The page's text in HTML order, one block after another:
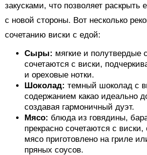
закусками, что позволяет раскрыть
с новой стороны. Вот несколько
сочетанию виски с едой:
Сыры: мягкие и полутвердые
сочетаются с виски,
и ореховые нотки.
Шоколад: темный шоколад с
содержанием какао идеально
создавая гармоничный дуэт.
Мясо: блюда из говядины,
прекрасно сочетаются с
мясо приготовлено на гриле
пряных соусов.